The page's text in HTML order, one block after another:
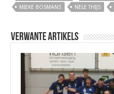
MIEKE BOSMANS
NELE THIJS
Verwante artikels